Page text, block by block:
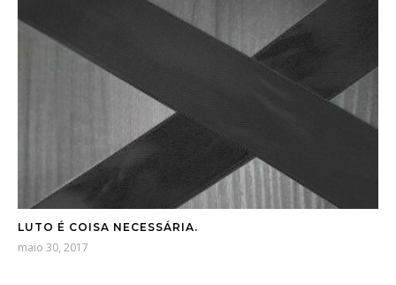
LUTO É COISA NECESSÁRIA.
maio 30, 2017